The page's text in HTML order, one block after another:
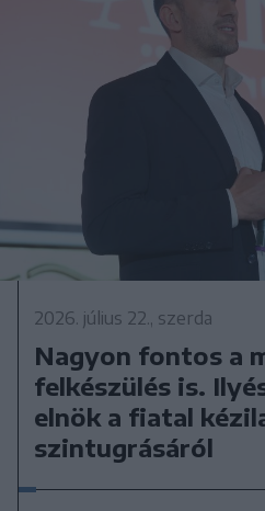
2026. július 22., szerda
Nagyon fontos a
felkészülés is.
elnök a fiatal
szintugrásáról